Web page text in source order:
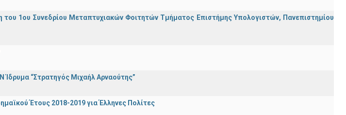
του 1ου Συνεδρίου Μεταπτυχιακών Φοιτητών Τμήματος Επιστήμης Υπολογιστών, Πανεπιστημίου
“Στρατηγός Μιχαήλ Αρναούτης”
Έτους 2018-2019 για Έλληνες Πολίτες